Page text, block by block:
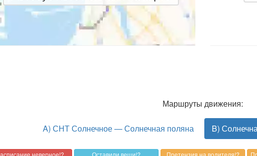
Маршруты движения:
A) СНТ Солнечное — Солнечная поляна B)